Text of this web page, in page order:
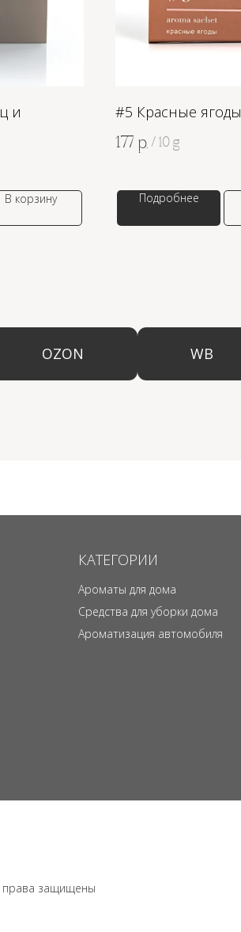
и
В корзину
#5 Красные ягоды
177 р. / 10 g
Подробнее
OZON WB
права защищены
КАТЕГОРИИ
Ароматы для дома
Ароматизация автомобиля
Средства для уборки дома